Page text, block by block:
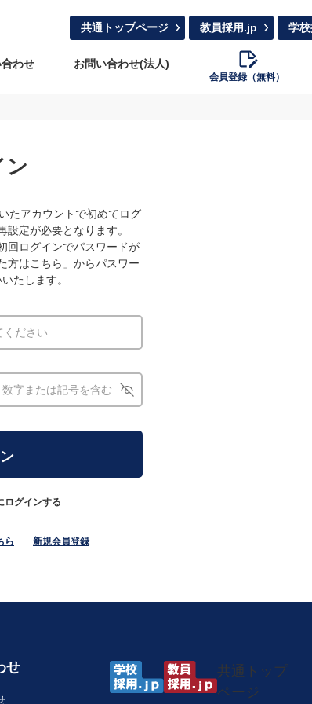
共通トップページ 教員採用.jp 学
わせ お問い合わせ(法人)
会員登録（無料）
ン
たアカウントで初めてログ
定が必要となります。
回ログインでパスワードが
方はこちら」からパスワー
たします。
ログインする
ら 新規会員登録
共通トップ
ページ
せ